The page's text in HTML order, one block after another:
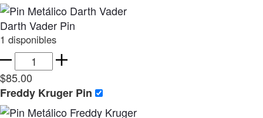
Darth Vader Pin
1 disponibles
Darth
Vader
Pin
cantidad
$85.00
Freddy Kruger Pin